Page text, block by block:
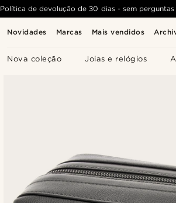
Novidades Marcas Mais vendidos
Nova coleção Joias e relógios
Política de devolução de 30 dias - sem perguntas